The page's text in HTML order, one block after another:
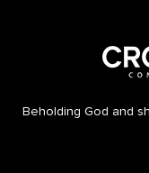
Beholding God and